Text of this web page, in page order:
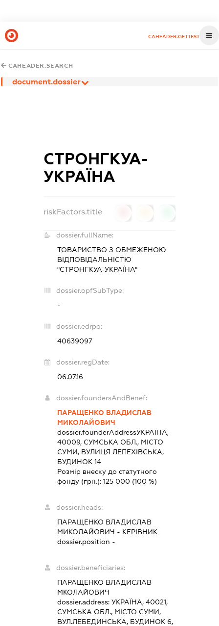
CAHEADER.GETTEST
CAHEADER.SEARCH
document.dossier
СТРОНГКУА-
УКРАЇНА
riskFactors.title
dossier.fullName:
ТОВАРИСТВО З ОБМЕЖЕНОЮ
ВІДПОВІДАЛЬНІСТЮ
"СТРОНГКУА-УКРАЇНА"
dossier.opfSubType:
-
dossier.edrpo:
40639097
dossier.regDate:
06.07.16
dossier.foundersAndBenef:
ПАРАЩЕНКО ВЛАДИСЛАВ
МИКОЛАЙОВИЧ
dossier.founderAddressУКРАЇНА,
40009, СУМСЬКА ОБЛ., МІСТО
СУМИ, ВУЛИЦЯ ЛЕПЕХІВСЬКА,
БУДИНОК 14
Розмір внеску до статутного
фонду (грн.): 125 000 (100 %)
dossier.heads:
ПАРАЩЕНКО ВЛАДИСЛАВ
МИКОЛАЙОВИЧ - КЕРІВНИК
dossier.position -
dossier.beneficiaries:
ПАРАЩЕНКО ВЛАДИСЛАВ
МКОЛАЙОВИЧ
dossier.address: УКРАЇНА, 40021,
СУМСЬКА ОБЛ., МІСТО СУМИ,
ВУЛ.ЛЕБЕДИНСЬКА, БУДИНОК 6,